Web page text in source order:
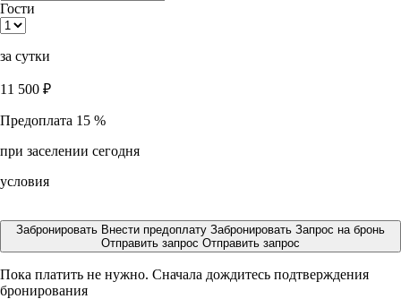
Гости
за сутки
11 500 ₽
Предоплата 15 %
при заселении сегодня
условия
Забронировать Внести предоплату Забронировать Запрос на бронь
Отправить запрос Отправить запрос
Пока платить не нужно. Сначала дождитесь подтверждения
бронирования